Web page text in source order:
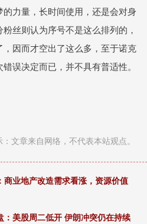
力量，长时间使用，还是会对身
丝则认为序号不是这么排列的，
因而才空出了这么多，至于诺克
误决定而已，并不具有普适性。
文章来自网络，不代表本站观点。
商业地产改造需求看涨，资源价值
：美股周二低开 伊朗冲突仍在持续